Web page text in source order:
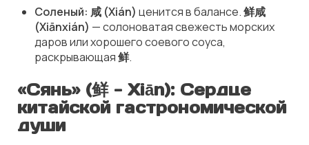
Соленый: 咸 (Xián) ценится в балансе.鲜咸
(Xiānxián) —солоноватая свежестьморских
даров или хорошего соевого соуса,
раскрывающая鲜.
«Сянь» (鲜 - Xiān): Сердце
китайской гастрономической
души